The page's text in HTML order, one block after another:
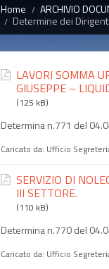
Home ARCHIVIO
Determine dei Dirigenti
LAVORI SOMMA
GIUSEPPE –
(125 kB)
Determina n.771 del
Caricato da: Ufficio
SERVIZIO DI
III SETTORE.
(110 kB)
Determina n.770 del
Caricato da: Ufficio